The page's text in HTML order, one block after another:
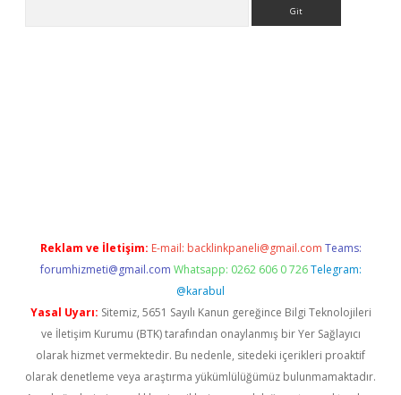
Reklam ve İletişim: E-mail: backlinkpaneli@gmail.com Teams:
forumhizmeti@gmail.com Whatsapp: 0262 606 0 726 Telegram:
@karabul
Yasal Uyarı: Sitemiz, 5651 Sayılı Kanun gereğince Bilgi Teknolojileri
ve İletişim Kurumu (BTK) tarafından onaylanmış bir Yer Sağlayıcı
olarak hizmet vermektedir. Bu nedenle, sitedeki içerikleri proaktif
olarak denetleme veya araştırma yükümlülüğümüz bulunmamaktadır.